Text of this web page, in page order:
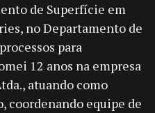
de Superfície em
no Departamento de
para
12 anos na empresa
atuando como
coordenando equipe de